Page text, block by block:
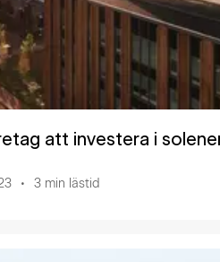
att investera i
3 min lästid